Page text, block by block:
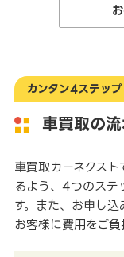
カンタン4ステップ
車買取の
車買取カーネクス
るよう、4つのステ
す。また、お申し込
お客様に費用をご負